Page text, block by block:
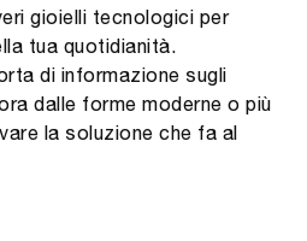
gioielli tecnologici per
tua quotidianità.
di informazione sugli
dalle forme moderne o più
la soluzione che fa al